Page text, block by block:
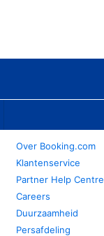
Over Booking.com
Klantenservice
Partner Help Centre
Careers
Duurzaamheid
Persafdeling